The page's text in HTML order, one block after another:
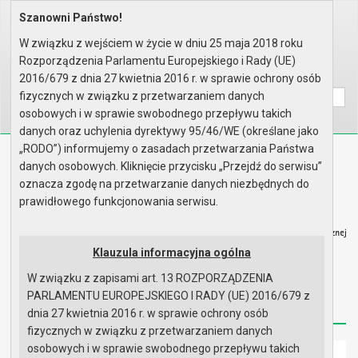
Home Organy Rada Miejska
Rok 2025 - posiedzenia
Posiedzenie z 16 stycznia 2025..
Wyszukaj na stronie:
AAA
Biuletyn Informacji Publicznej
Urząd Miasta i Gminy w Gryfinie
Strona główna Mapa serwisu Aktualności
Redakcja Instrukcja korzystania Dostępność
Strona główna
Szanowni Państwo!
W związku z wejściem w życie w dniu 25 maja 2018 roku
Rozporządzenia Parlamentu Europejskiego i Rady (UE)
2016/679 z dnia 27 kwietnia 2016 r. w sprawie ochrony osób
fizycznych w związku z przetwarzaniem danych
osobowych i w sprawie swobodnego przepływu takich
danych oraz uchylenia dyrektywy 95/46/WE (określane jako
„RODO”) informujemy o zasadach przetwarzania Państwa
danych osobowych. Kliknięcie przycisku „Przejdź do serwisu”
oznacza zgodę na przetwarzanie danych niezbędnych do
prawidłowego funkcjonowania serwisu.
Klauzula informacyjna ogólna
W związku z zapisami art. 13 ROZPORZĄDZENIA
PARLAMENTU EUROPEJSKIEGO I RADY (UE) 2016/679 z
dnia 27 kwietnia 2016 r. w sprawie ochrony osób
fizycznych w związku z przetwarzaniem danych
osobowych i w sprawie swobodnego przepływu takich